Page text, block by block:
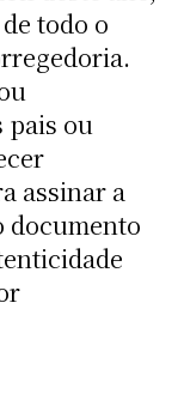
todo o
pais ou
assinar a
documento